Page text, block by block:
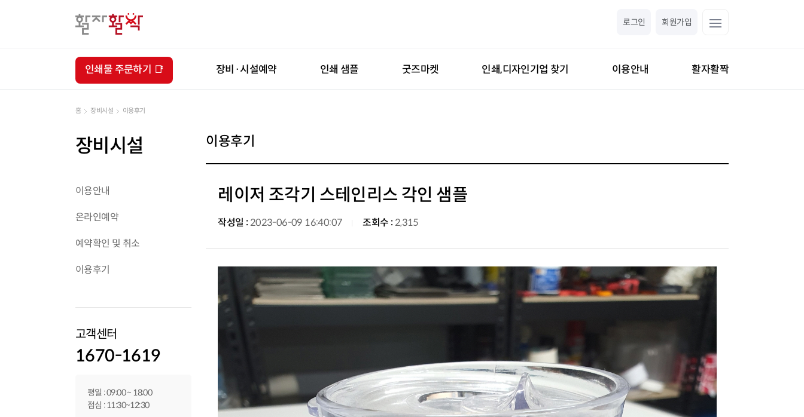
로그인 회원가입
인쇄물 주문하기 📑 장비·시설예약 인쇄 샘플 굿즈마켓 인쇄,디자인기업 찾기 이용안내 활자활짝
홈 장비시설 이용후기
장비시설
이용안내
온라인예약
예약확인 및 취소
이용후기
고객센터
1670-1619
평일 : 09:00 ~ 18:00
점심 : 11:30~12:30
이용후기
레이저 조각기 스테인리스 각인 샘플
작성일 :2023-06-09 16:40:07 조회수 :2,315